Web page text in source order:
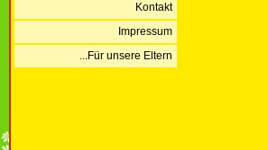
Kontakt
Impressum
...Für unsere Eltern